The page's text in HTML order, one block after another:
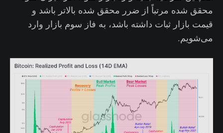
محقق شده مرتباً از ضرر محقق شده بالاتر باشد و
قیمت بازار ثبات داشته باشد، به فاز سوم بازار وارد
می‌شویم.